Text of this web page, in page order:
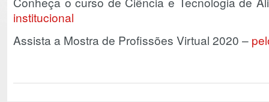
institucional
Assista a Mostra de Profissões Virtual 2020 –